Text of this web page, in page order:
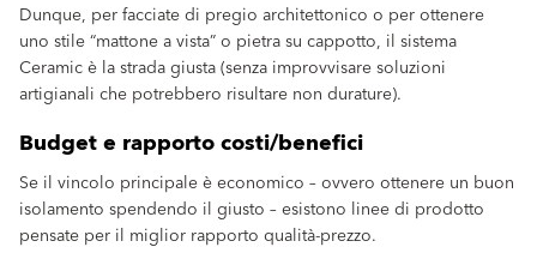
Dunque, per facciate di pregio architettonico o per ottenere
uno stile “mattone a vista” o pietra su cappotto, il sistema
Ceramic è la strada giusta (senza improvvisare soluzioni
artigianali che potrebbero risultare non durature).
Budget e rapporto costi/benefici
Se il vincolo principale è economico – ovvero ottenere un buon
isolamento spendendo il giusto – esistono linee di prodotto
pensate per il miglior rapporto qualità-prezzo.